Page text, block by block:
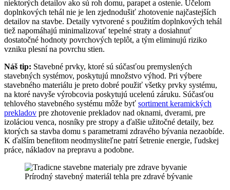
niektorých detailov ako sú roh domu, parapet a ostenie. Účelom
doplnkových tehál nie je len zjednodušiť zhotovenie najčastejších
detailov na stavbe. Detaily vytvorené s použitím doplnkových tehál
tiež napomáhajú minimalizovať tepelné straty a dosiahnuť
dostatočné hodnoty povrchových teplôt, a tým eliminujú riziko
vzniku plesní na povrchu stien.
Náš tip: Stavebné prvky, ktoré sú súčasťou premyslených
stavebných systémov, poskytujú množstvo výhod. Pri výbere
stavebného materiálu je preto dobré použiť všetky prvky systému,
na ktoré navyše výrobcovia poskytujú ucelenú záruku. Súčasťou
tehlového stavebného systému môže byť sortiment keramických
prekladov pre zhotovenie prekladov nad oknami, dverami, pre
izoláciou venca, nosníky pre stropy a ďalšie užitočné detaily, bez
ktorých sa stavba domu s parametrami zdravého bývania nezaobíde.
K ďalším benefitom neodmysliteľne patrí šetrenie energie, ľudskej
práce, nákladov na prepravu a podobne.
Prírodný stavebný materiál tehla pre zdravé bývanie